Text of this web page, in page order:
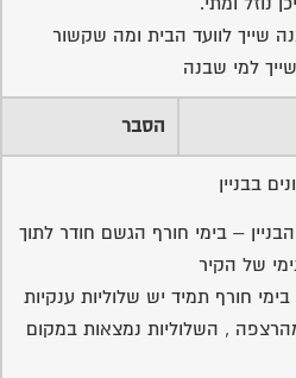
שייך לוועד הבית ומה שקשור
למי שבנה
הסבר
בבניין
– בימי חורף הגשם חודר לתוך
של הקיר
חורף תמיד יש שלוליות ענקיות
, השלוליות נמצאות במקום